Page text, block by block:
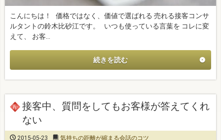
こんにちは！ 価格ではなく、価値で選ばれる 売れる接客コンサ
ルタントの鈴木比砂江です。 いつも使っている言葉を コレに変
えて、 お客…
続きを読む
接客中、質問をしてもお客様が答えてくれ
ない
2015-05-23 気持ちの距離が縮まる会話のコツ